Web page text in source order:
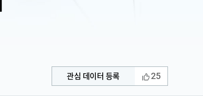
관심 데이터 등록 25